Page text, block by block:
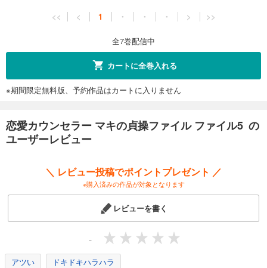
<< < 1 ・ ・ ・ > >>
全7巻配信中
カートに全巻入れる
※期間限定無料版、予約作品はカートに入りません
恋愛カウンセラー マキの貞操ファイル ファイル5 の
ユーザーレビュー
＼ レビュー投稿でポイントプレゼント ／
※購入済みの作品が対象となります
レビューを書く
-
アツい ドキドキハラハラ